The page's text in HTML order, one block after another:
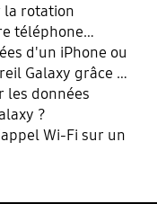
la rotation
téléphone
d'un iPhone ou
Galaxy grâce à
les données
?
Wi-Fi sur un